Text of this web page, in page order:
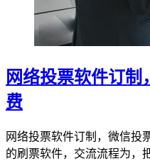
网络投票软件订
费
网络投票软件订制，微信投
的刷票软件，交流流程为，